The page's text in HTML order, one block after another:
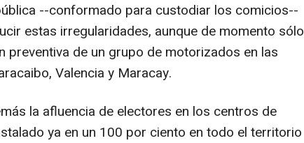
--conformado para custodiar los comicios--
estas irregularidades, aunque de momento sólo
preventiva de un grupo de motorizados en las
Valencia y Maracay.
la afluencia de electores en los centros de
ya en un 100 por ciento en todo el territorio